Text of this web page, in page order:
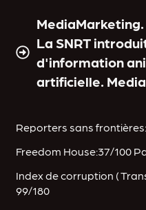
La SNRT
d'information
artificielle.
Reporters sans
Freedom House:37/100
Index de corruption (
99/180